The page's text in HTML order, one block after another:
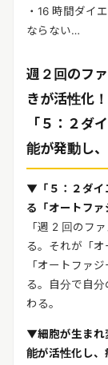
・16 時間ダイ
ならない…
週２回のフ
きが活性化！
「５：２ダ
能が発動し
▼「５：２ダイ
る「オートフ
「週 2 回のフ
る。それが「オ
「オートファ
る。自分で自
わる。
▼細胞が生まれ
能が活性化し、